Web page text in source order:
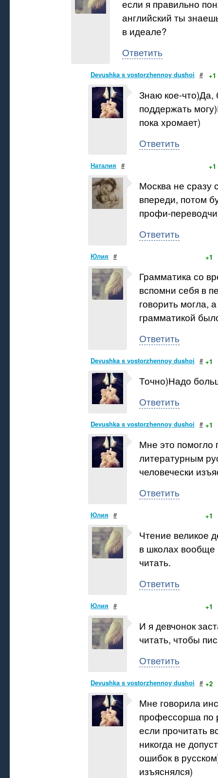
если я правильно
английский ты
в идеале?
Ответить
Devushka s vostorzhennoy dushoi # +1
Знаю кое-что)Да,
поддержать
пока хромает)
Ответить
Наталия # +1
Москва не сразу
впереди, потом
профи-
Ответить
Юлия # +1
Грамматика со
вспомни себя в
говорить могла,
грамматикой
Ответить
Devushka s vostorzhennoy dushoi # +1
Точно)Надо
Ответить
Devushka s vostorzhennoy dushoi # +1
Мне это помогло
литературным
человечески
Ответить
Юлия # +1
Чтение великое
в школах вообще
читать.
Ответить
Юлия # +1
И я девчонок
читать, чтобы
Ответить
Devushka s vostorzhennoy dushoi # +2
Мне говорила
профессорша по
если прочитать
никогда не
ошибок в
изъяснялся)